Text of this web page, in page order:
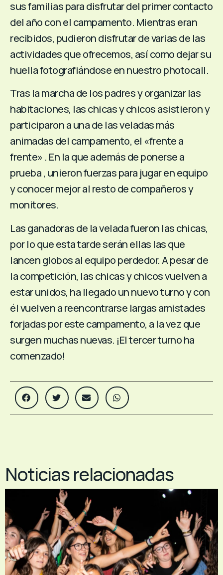
sus familias para disfrutar del primer contacto
del año con el campamento. Mientras eran
recibidos, pudieron disfrutar de varias de las
actividades que ofrecemos, así como dejar su
huella fotografiándose en nuestro photocall.
Tras la marcha de los padres y organizar las
habitaciones, las chicas y chicos asistieron y
participaron a una de las veladas más
animadas del campamento, el «frente a
frente» . En la que además de ponerse a
prueba , unieron fuerzas para jugar en equipo
y conocer mejor al resto de compañeros y
monitores.
Las ganadoras de la velada fueron las chicas,
por lo que esta tarde serán ellas las que
lancen globos al equipo perdedor. A pesar de
la competición, las chicas y chicos vuelven a
estar unidos, ha llegado un nuevo turno y con
él vuelven a reencontrarse largas amistades
forjadas por este campamento, a la vez que
surgen muchas nuevas. ¡El tercer turno ha
comenzado!
Noticias relacionadas